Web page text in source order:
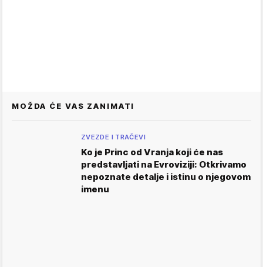
MOŽDA ĆE VAS ZANIMATI
ZVEZDE I TRAČEVI
Ko je Princ od Vranja koji će nas
predstavljati na Evroviziji: Otkrivamo
nepoznate detalje i istinu o njegovom
imenu